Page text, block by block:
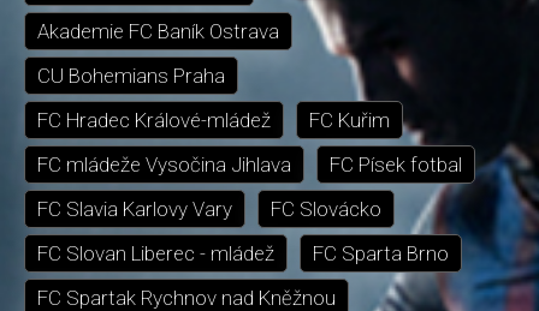
Akademie FC Baník Ostrava
CU Bohemians Praha
FC Hradec Králové-mládež
FC Kuřim
FC mládeže Vysočina Jihlava
FC Písek fotbal
FC Slavia Karlovy Vary
FC Slovácko
FC Slovan Liberec - mládež
FC Sparta Brno
FC Spartak Rychnov nad Kněžnou